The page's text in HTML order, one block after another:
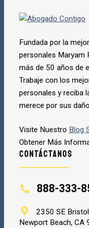
888-
Fundada por la
personales Maryam
más de 50 años de
Trabaje con los
personales y reciba
merece por sus
Visite Nuestro Blog
Obtener Más
Contáctanos
888-333-
2350 SE
Newport Beach, CA